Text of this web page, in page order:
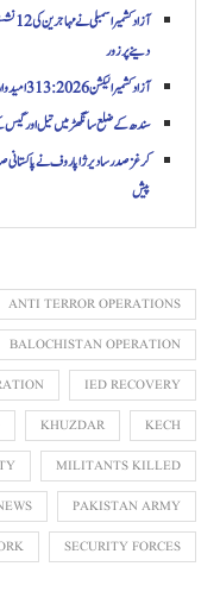
دینے پر زور
آزاد کشمیر الیکشن 2026: 313 امیدوار دستبردار، 45 حلقوں میں 852 امیدوار قسمت آزمائیں گے
سندھ کے ضلع سانگھڑ میں تیل اور گیس
کرغز صدر سادیر ژاپاروف نے پاکستانی
پیش
ANTI TERROR OPERATIONS
BALOCHISTAN OPERATION
IED RECOVERY
KECH
KHUZDAR
MILITANTS KILLED
PAKISTAN ARMY
SECURITY FORCES